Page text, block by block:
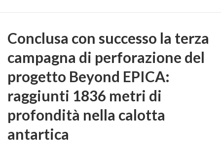
Conclusa con successo la terza
campagna di perforazione del
progetto Beyond EPICA:
raggiunti 1836 metri di
profondità nella calotta
antartica